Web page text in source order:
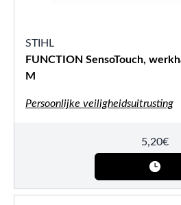
STIHL
FUNCTION SensoTouch,
M
Persoonlijke veiligheidsuitrusting
5,20€